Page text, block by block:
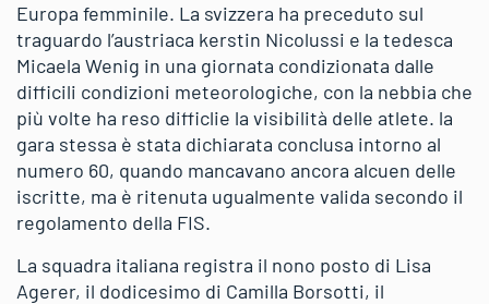
Europa femminile. La svizzera ha preceduto sul
traguardo l’austriaca kerstin Nicolussi e la tedesca
Micaela Wenig in una giornata condizionata dalle
difficili condizioni meteorologiche, con la nebbia che
più volte ha reso difficlie la visibilità delle atlete. la
gara stessa è stata dichiarata conclusa intorno al
numero 60, quando mancavano ancora alcuen delle
iscritte, ma è ritenuta ugualmente valida secondo il
regolamento della FIS.
La squadra italiana registra il nono posto di Lisa
Agerer, il dodicesimo di Camilla Borsotti, il